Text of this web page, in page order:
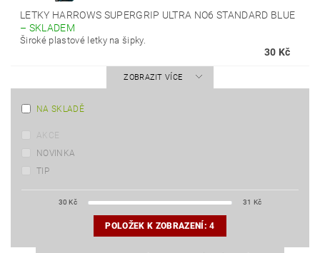
LETKY HARROWS SUPERGRIP ULTRA NO6 STANDARD BLUE
– SKLADEM
Široké plastové letky na šipky.
30 Kč
ZOBRAZIT VÍCE
NA SKLADĚ
AKCE
NOVINKA
TIP
30 Kč 31 Kč
POLOŽEK K ZOBRAZENÍ:4